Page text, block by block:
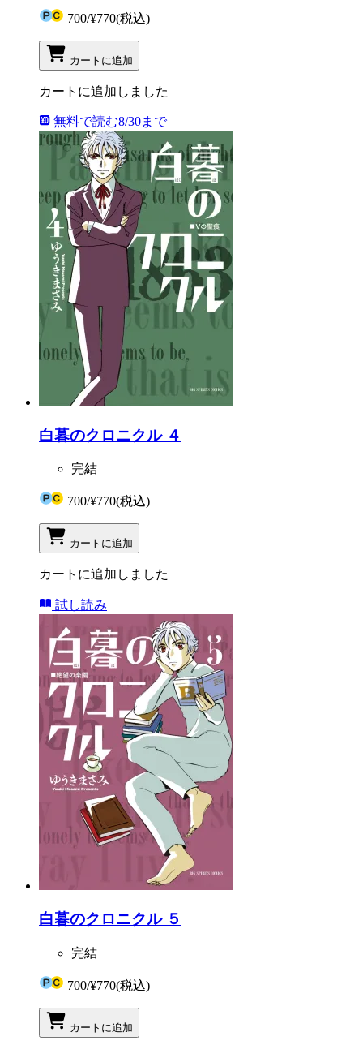
700/¥770(税込)
カートに追加
カートに追加しました
無料で読む8/30まで
白暮のクロニクル ４
完結
700/¥770(税込)
カートに追加
カートに追加しました
試し読み
白暮のクロニクル ５
完結
700/¥770(税込)
カートに追加